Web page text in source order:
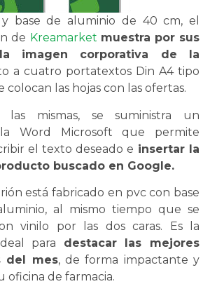
y base de aluminio de 40 cm, el
de Kreamarket muestra por sus
imagen corporativa de la
a cuatro portatextos Din A4 tipo
colocan las hojas con las ofertas.
las mismas, se suministra un
Word Microsoft que permite
el texto deseado e insertar la
buscado en Google.
está fabricado en pvc con base
al mismo tiempo que se
vinilo por las dos caras. Es la
para destacar las mejores
del mes, de forma impactante y
oficina de farmacia.